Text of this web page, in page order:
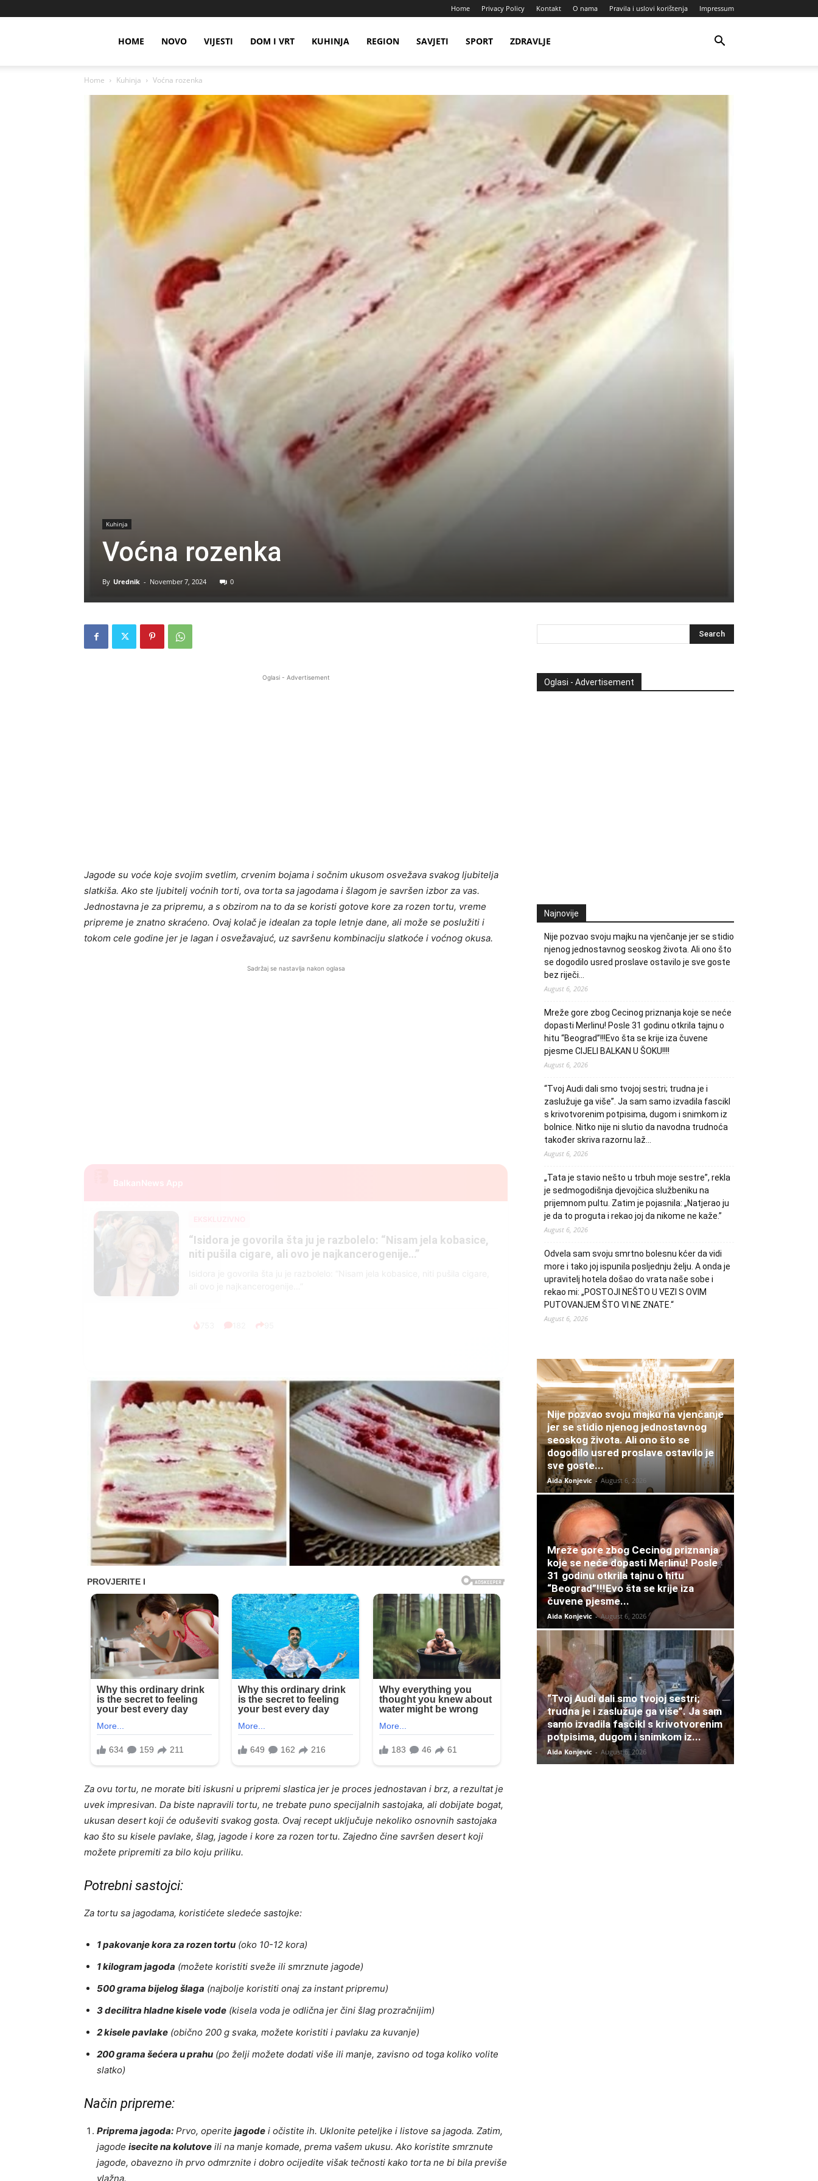
Home Privacy Policy Kontakt O nama Pravila i uslovi korištenja Impressum
HOME NOVO VIJESTI DOM I VRT KUHINJA REGION SAVJETI SPORT ZDRAVLJE
Home Kuhinja Voćna rozenka
Kuhinja
Voćna rozenka
By Urednik - November 7, 2024 0
Oglasi - Advertisement
Jagode su voće koje svojim svetlim, crvenim bojama i sočnim ukusom osvežava svakog ljubitelja
slatkiša. Ako ste ljubitelj voćnih torti, ova torta sa jagodama i šlagom je savršen izbor za vas.
Jednostavna je za pripremu, a s obzirom na to da se koristi gotove kore za rozen tortu, vreme
pripreme je znatno skraćeno. Ovaj kolač je idealan za tople letnje dane, ali može se poslužiti i
tokom cele godine jer je lagan i osvežavajuć, uz savršenu kombinaciju slatkoće i voćnog okusa.
Sadržaj se nastavlja nakon oglasa
BalkanNews App
EKSKLUZIVNO
Marija je pala sa litice i stradala: Njen dečko Ilija glumio
ucveljenog udovca, a onda je obdukcija otkrila jezivu istinu
Za ovu tortu, ne morate biti iskusni u pripremi slastica jer je proces jednostavan i brz, a rezultat je
uvek impresivan. Da biste napravili tortu, ne trebate puno specijalnih sastojaka, ali dobijate bogat,
ukusan desert koji će oduševiti svakog gosta. Ovaj recept uključuje nekoliko osnovnih sastojaka
kao što su kisele pavlake, šlag, jagode i kore za rozen tortu. Zajedno čine savršen desert koji
možete pripremiti za bilo koju priliku.
Potrebni sastojci:
Za tortu sa jagodama, koristićete sledeće sastojke:
1 pakovanje kora za rozen tortu (oko 10-12 kora)
1 kilogram jagoda (možete koristiti sveže ili smrznute jagode)
500 grama bijelog šlaga (najbolje koristiti onaj za instant pripremu)
3 decilitra hladne kisele vode (kisela voda je odlična jer čini šlag prozračnijim)
2 kisele pavlake (obično 200 g svaka, možete koristiti i pavlaku za kuvanje)
200 grama šećera u prahu (po želji možete dodati više ili manje, zavisno od toga koliko volite
slatko)
Način pripreme:
Priprema jagoda: Prvo, operite jagode i očistite ih. Uklonite peteljke i listove sa jagoda. Zatim,
jagode isecite na kolutove ili na manje komade, prema vašem ukusu. Ako koristite smrznute
jagode, obavezno ih prvo odmrznite i dobro ocijedite višak tečnosti kako torta ne bi bila previše
vlažna.
Oglasi - Advertisement
Najnovije
Nije pozvao svoju majku na vjenčanje jer se stidio
njenog jednostavnog seoskog života. Ali ono što
se dogodilo usred proslave ostavilo je sve goste
bez riječi…
August 6, 2026
Mreže gore zbog Cecinog priznanja koje se neće
dopasti Merlinu! Posle 31 godinu otkrila tajnu o
hitu “Beograd”!!!Evo šta se krije iza čuvene
pjesme CIJELI BALKAN U ŠOKU!!!!
August 6, 2026
“Tvoj Audi dali smo tvojoj sestri; trudna je i
zaslužuje ga više”. Ja sam samo izvadila fascikl
s krivotvorenim potpisima, dugom i snimkom iz
bolnice. Nitko nije ni slutio da navodna trudnoća
također skriva razornu laž…
August 6, 2026
„Tata je stavio nešto u trbuh moje sestre”, rekla
je sedmogodišnja djevojčica službeniku na
prijemnom pultu. Zatim je pojasnila: „Natjerao ju
je da to proguta i rekao joj da nikome ne kaže.”
August 6, 2026
Odvela sam svoju smrtno bolesnu kćer da vidi
more i tako joj ispunila posljednju želju. A onda je
upravitelj hotela došao do vrata naše sobe i
rekao mi: „POSTOJI NEŠTO U VEZI S OVIM
PUTOVANJEM ŠTO VI NE ZNATE.“
August 6, 2026
Nije pozvao svoju majku na vjenčanje
jer se stidio njenog jednostavnog
seoskog života. Ali ono što se
dogodilo usred proslave ostavilo je
sve goste...
Aida Konjevic - August 6, 2026
Mreže gore zbog Cecinog priznanja
koje se neće dopasti Merlinu! Posle
31 godinu otkrila tajnu o hitu
“Beograd”!!!Evo šta se krije iza
čuvene pjesme...
Aida Konjevic - August 6, 2026
“Tvoj Audi dali smo tvojoj sestri;
trudna je i zaslužuje ga više”. Ja sam
samo izvadila fascikl s krivotvorenim
potpisima, dugom i snimkom iz...
Aida Konjevic - August 6, 2026